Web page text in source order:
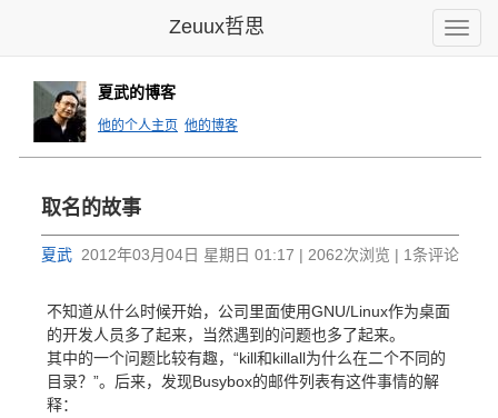
Toggle
Zeuux哲思
夏武的博客
他的个人主页 他的博客
取名的故事
夏武 2012年03月04日 星期日 01:17 | 2062次浏览 | 1条评论
不知道从什么时候开始，公司里面使用GNU/Linux作为桌面
的开发人员多了起来，当然遇到的问题也多了起来。
其中的一个问题比较有趣，“kill和killall为什么在二个不同的
目录？”。后来，发现Busybox的邮件列表有这件事情的解
释：